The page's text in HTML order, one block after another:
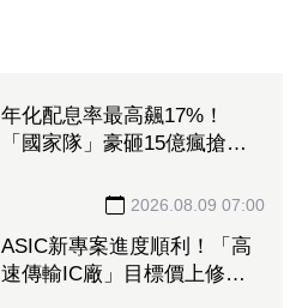
年化配息率最高飆17%！
「國家隊」豪砸15億瘋搶這6
張反1登買超王2026.08.09 07:00
ASIC新專案進度順利！「高
速傳輸IC廠」目標價上修至